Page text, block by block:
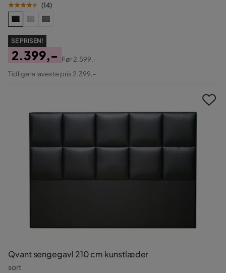
(14)
SE PRISEN!
Pris
2.399,-
Original
Før2.599,-
Tidligere laveste pris 2.399,-
Qvant sengegavl 210 cm kunstlæder
sort